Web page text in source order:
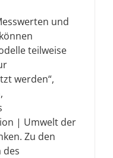
und
teilweise
werden“,
| Umwelt der
Zu den
des